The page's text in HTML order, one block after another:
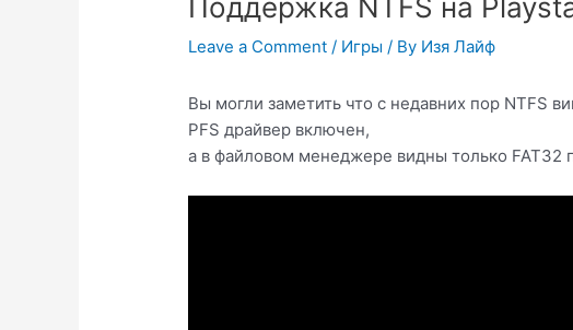
Поддержка NTFS на
Leave a Comment / Игры / By Изя Лайф
Вы могли заметить что с недавних пор NTFS
PFS драйвер включен,
а в файловом менеджере видны только FAT32